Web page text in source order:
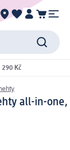
Kč
all-in-one,